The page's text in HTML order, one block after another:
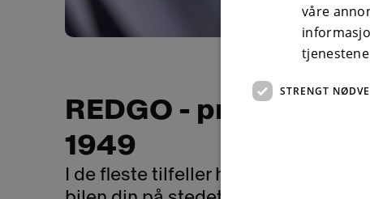
REDGO -
1949
I de fleste tilfeller har REDGO
våre
STRENGT